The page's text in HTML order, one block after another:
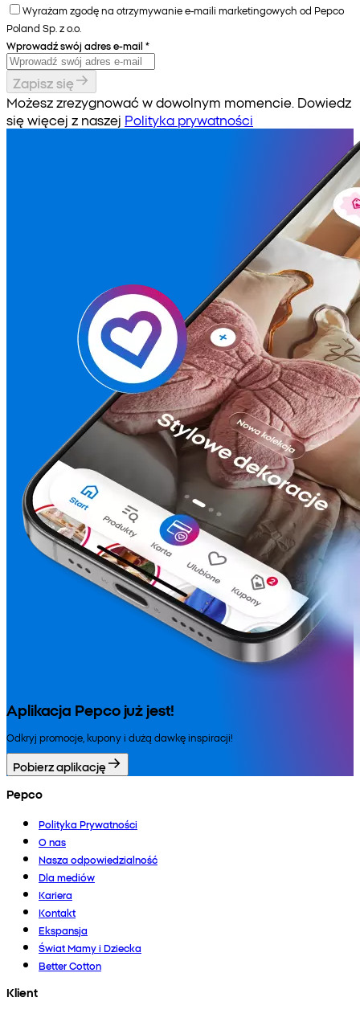
Wyrażam zgodę na otrzymywanie e-maili marketingowych od Pepco
Poland Sp. z o.o.
Wprowadź swój adres e-mail *
Zapisz się
Możesz zrezygnować w dowolnym momencie. Dowiedz
się więcej z naszej Polityka prywatności
Aplikacja Pepco już jest!
Odkryj promocje, kupony i dużą dawkę inspiracji!
Pobierz aplikację
Pepco
Polityka Prywatności
O nas
Nasza odpowiedzialność
Dla mediów
Kariera
Kontakt
Ekspansja
Świat Mamy i Dziecka
Better Cotton
Klient